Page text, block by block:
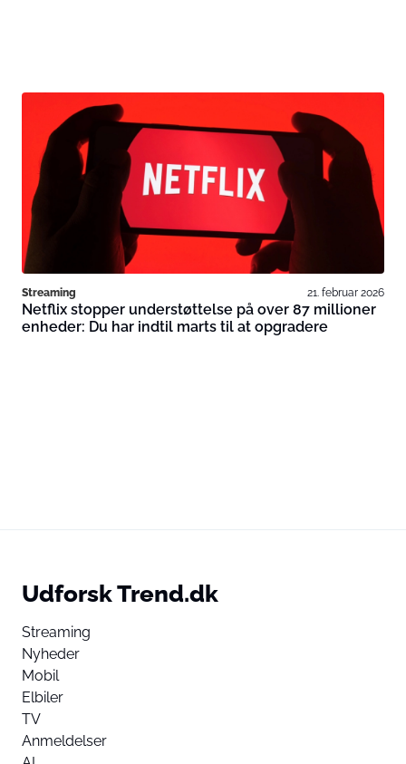
Streaming 21. februar 2026
Netflix stopper understøttelse på over 87 millioner
enheder: Du har indtil marts til at opgradere
Udforsk Trend.dk
Streaming
Nyheder
Mobil
Elbiler
TV
Anmeldelser